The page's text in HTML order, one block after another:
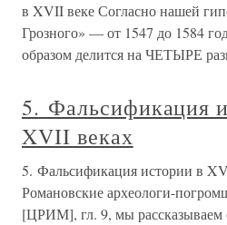
в XVII веке Согласно нашей
Грозного» — от 1547 до 1584
образом делится на ЧЕТЫРЕ
5. Фальсификация
XVII веках
5. Фальсификация истории в
Романовские археологи-
[ЦРИМ], гл. 9, мы рассказываем